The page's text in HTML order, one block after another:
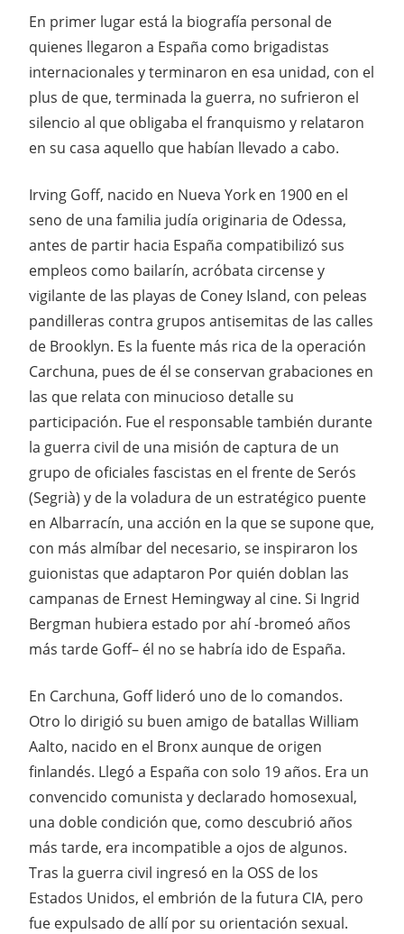
En primer lugar está la biografía personal de
quienes llegaron a España como brigadistas
internacionales y terminaron en esa unidad, con el
plus de que, terminada la guerra, no sufrieron el
silencio al que obligaba el franquismo y relataron
en su casa aquello que habían llevado a cabo.
Irving Goff, nacido en Nueva York en 1900 en el
seno de una familia judía originaria de Odessa,
antes de partir hacia España compatibilizó sus
empleos como bailarín, acróbata circense y
vigilante de las playas de Coney Island, con peleas
pandilleras contra grupos antisemitas de las calles
de Brooklyn. Es la fuente más rica de la operación
Carchuna, pues de él se conservan grabaciones en
las que relata con minucioso detalle su
participación. Fue el responsable también durante
la guerra civil de una misión de captura de un
grupo de oficiales fascistas en el frente de Serós
(Segrià) y de la voladura de un estratégico puente
en Albarracín, una acción en la que se supone que,
con más almíbar del necesario, se inspiraron los
guionistas que adaptaron Por quién doblan las
campanas de Ernest Hemingway al cine. Si Ingrid
Bergman hubiera estado por ahí -bromeó años
más tarde Goff– él no se habría ido de España.
En Carchuna, Goff lideró uno de lo comandos.
Otro lo dirigió su buen amigo de batallas William
Aalto, nacido en el Bronx aunque de origen
finlandés. Llegó a España con solo 19 años. Era un
convencido comunista y declarado homosexual,
una doble condición que, como descubrió años
más tarde, era incompatible a ojos de algunos.
Tras la guerra civil ingresó en la OSS de los
Estados Unidos, el embrión de la futura CIA, pero
fue expulsado de allí por su orientación sexual.